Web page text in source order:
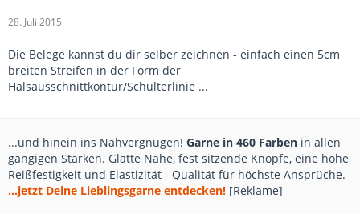
28. Juli 2015
Die Belege kannst du dir selber zeichnen - einfach einen 5cm
breiten Streifen in der Form der
Halsausschnittkontur/Schulterlinie ...
...und hinein ins Nähvergnügen! Garne in 460 Farben in allen
gängigen Stärken. Glatte Nähe, fest sitzende Knöpfe, eine hohe
Reißfestigkeit und Elastizität - Qualität für höchste Ansprüche.
...jetzt Deine Lieblingsgarne entdecken! [Reklame]